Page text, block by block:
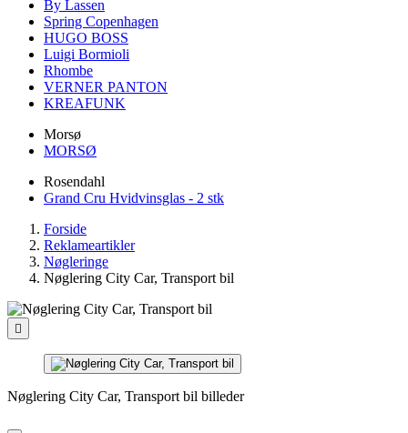
By Lassen
Spring Copenhagen
HUGO BOSS
Luigi Bormioli
Rhombe
VERNER PANTON
KREAFUNK
Morsø
MORSØ
Rosendahl
Grand Cru Hvidvinsglas - 2 stk
Forside
Reklameartikler
Nøgleringe
Nøglering City Car, Transport bil

Nøglering City Car, Transport bil billeder